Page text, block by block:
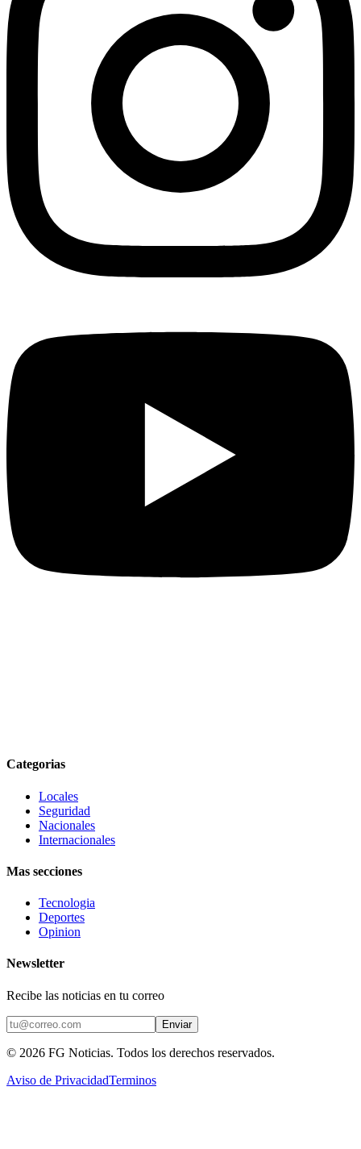
Categorias
Locales
Seguridad
Nacionales
Internacionales
Mas secciones
Tecnologia
Deportes
Opinion
Newsletter
Recibe las noticias en tu correo
Enviar
© 2026 FG Noticias. Todos los derechos reservados.
Aviso de PrivacidadTerminos